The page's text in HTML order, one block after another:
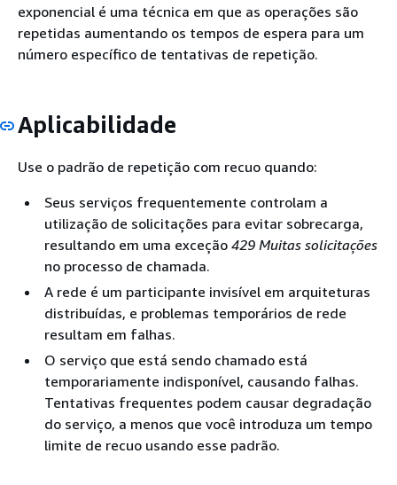
exponencial é uma técnica em que as operações são
repetidas aumentando os tempos de espera para um
número específico de tentativas de repetição.
Aplicabilidade
Use o padrão de repetição com recuo quando:
Seus serviços frequentemente controlam a
utilização de solicitações para evitar sobrecarga,
resultando em uma exceção 429 Muitas solicitações
no processo de chamada.
A rede é um participante invisível em arquiteturas
distribuídas, e problemas temporários de rede
resultam em falhas.
O serviço que está sendo chamado está
temporariamente indisponível, causando falhas.
Tentativas frequentes podem causar degradação
do serviço, a menos que você introduza um tempo
limite de recuo usando esse padrão.